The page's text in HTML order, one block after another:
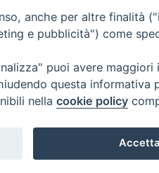
(BA)
anche per altre finalità
e pubblicità") come
puoi avere maggiori
questa informativa
nella cookie policy
Accetta